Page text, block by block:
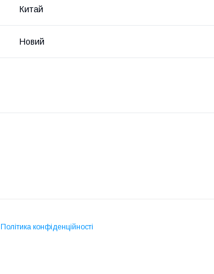
Китай
Новий
Політика конфіденційності